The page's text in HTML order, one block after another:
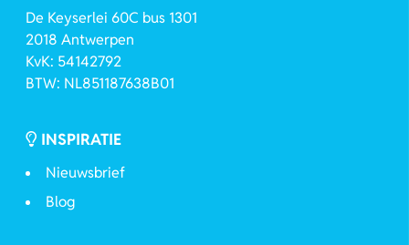
De Keyserlei 60C bus 1301
2018 Antwerpen
KvK: 54142792
BTW: NL851187638B01
INSPIRATIE
Nieuwsbrief
Blog